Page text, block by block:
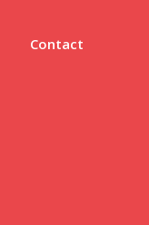
Contact